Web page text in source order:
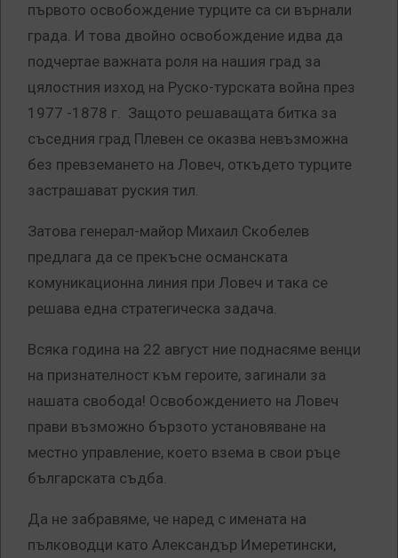
първото освобождение турците са си върнали
града. И това двойно освобождение идва да
подчертае важната роля на нашия град за
цялостния изход на Руско-турската война през
1977 -1878 г. Защото решаващата битка за
съседния град Плевен се оказва невъзможна
без превземането на Ловеч, откъдето турците
застрашават руския тил.
Затова генерал-майор Михаил Скобелев
предлага да се прекъсне османската
комуникационна линия при Ловеч и така се
решава една стратегическа задача.
Всяка година на 22 август ние поднасяме венци
на признателност към героите, загинали за
нашата свобода! Освобождението на Ловеч
прави възможно бързото установяване на
местно управление, което взема в свои ръце
българската съдба.
Да не забравяме, че наред с имената на
пълководци като Александър Имеретински,